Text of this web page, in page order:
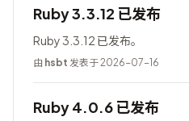
Ruby 3.3.12 已发布
Ruby 3.3.12 已发布。
由 hsbt 发表于 2026-07-16
Ruby 4.0.6 已发布